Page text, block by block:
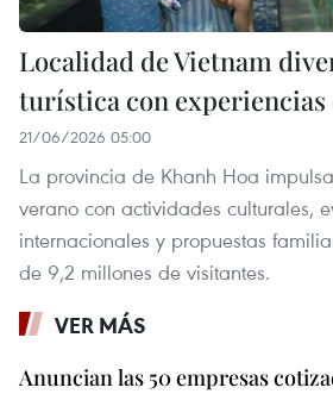
Localidad de Vietnam
turística con
21/06/2026 05:00
La provincia de Khanh Hoa
verano con actividades culturales,
internacionales y propuestas
de 9,2 millones de visitantes.
VER MÁS
Anuncian las 50 empresas